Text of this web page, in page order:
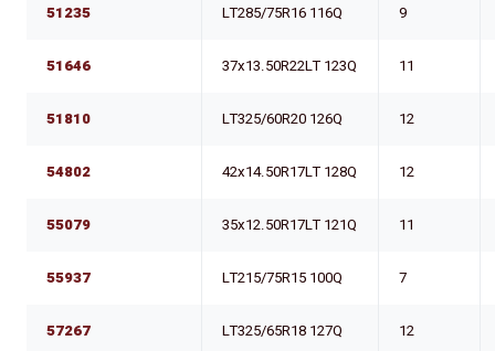
51235 LT285/75R16 116Q 9
51646 37x13.50R22LT 123Q 11
51810 LT325/60R20 126Q 12
54802 42x14.50R17LT 128Q 12
55079 35x12.50R17LT 121Q 11
55937 LT215/75R15 100Q 7
57267 LT325/65R18 127Q 12